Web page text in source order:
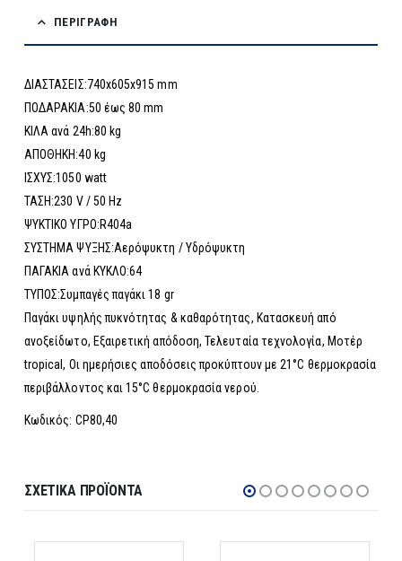
ΠΕΡΙΓΡΑΦΉ
ΔΙΑΣΤΑΣΕΙΣ:740x605x915 mm
ΠΟΔΑΡΑΚΙΑ:50 έως 80 mm
ΚΙΛΑ ανά 24h:80 kg
ΑΠΟΘΗΚΗ:40 kg
ΙΣΧΥΣ:1050 watt
ΤΑΣΗ:230 V / 50 Hz
ΨΥΚΤΙΚΟ ΥΓΡΟ:R404a
ΣΥΣΤΗΜΑ ΨΥΞΗΣ:Αερόψυκτη / Υδρόψυκτη
ΠΑΓΑΚΙΑ ανά ΚΥΚΛΟ:64
ΤΥΠΟΣ:Συμπαγές παγάκι 18 gr
Παγάκι υψηλής πυκνότητας & καθαρότητας, Κατασκευή από
ανοξείδωτο, Εξαιρετική απόδοση, Τελευταία τεχνολογία, Μοτέρ
tropical, Οι ημερήσιες αποδόσεις προκύπτουν με 21°C θερμοκρασία
περιβάλλοντος και 15°C θερμοκρασία νερού.
Κωδικός: CP80,40
ΣΧΕΤΙΚΆ ΠΡΟΪΌΝΤΑ